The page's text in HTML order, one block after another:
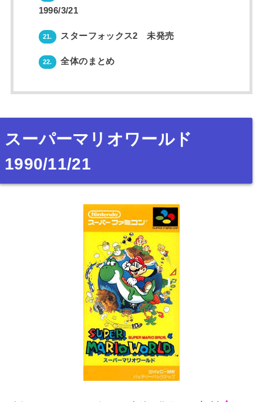
1996/3/21
21. スターフォックス2 未発売
22. 全体のまとめ
スーパーマリオワールド
1990/11/21